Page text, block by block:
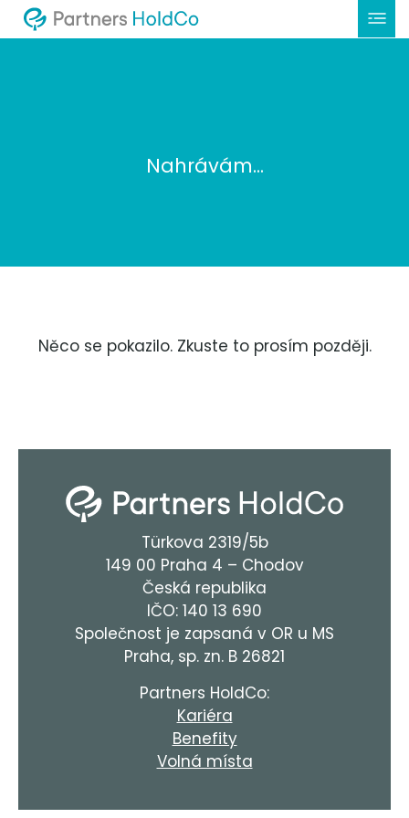
Nahrávám...
Něco se pokazilo. Zkuste to prosím později.
Türkova 2319/5b
149 00 Praha 4 – Chodov
Česká republika
IČO: 140 13 690
Společnost je zapsaná v OR u MS
Praha, sp. zn. B 26821
Partners HoldCo:
Kariéra
Benefity
Volná místa